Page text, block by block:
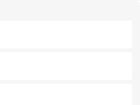
ズは地元の風情を楽しめる外せないスポット